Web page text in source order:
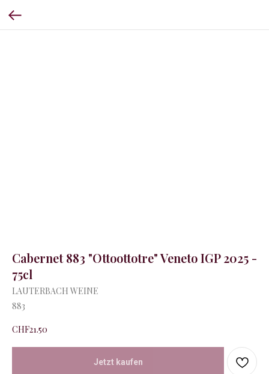
Cabernet 883 "Ottoottotre" Veneto IGP 2025 -
75cl
LAUTERBACH WEINE
883
CHF21.50
Jetzt kaufen